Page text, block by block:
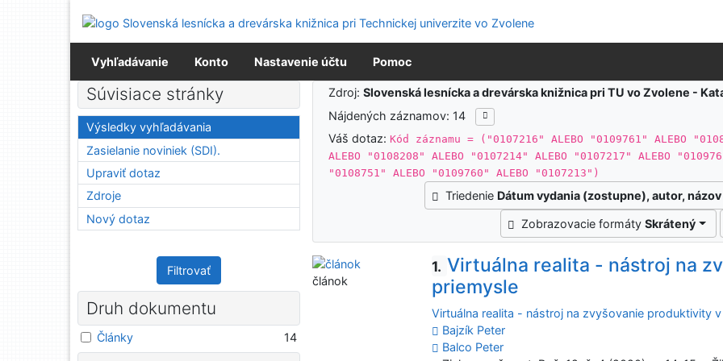
Prejsť na menu
Prehlásenie o webovej prístupnosti
Vyhľadávanie
Konto Nastavenie účtu Pomoc
Výsledky vyhľadávania
Zdroj:Slovenská lesnícka a drevárska knižnica pri TU vo Zvolene -
Nájdených záznamov: 14
Váš dotaz:Kód záznamu = ("0107216" ALEBO "0109761" ALEBO
ALEBO "0108208" ALEBO "0107214" ALEBO "0107217" ALEBO
"0108751" ALEBO "0109760" ALEBO "0107213")
Triedenie Dátum vydania (zostupne), autor, názov
Zobrazovacie formátySkrátený
1. Virtuálna realita - nástroj na
priemysle
Virtuálna realita - nástroj na zvyšovanie produktivity
Bajzík Peter
Balco Peter
článok
Súvisiace stránky
Výsledky vyhľadávania
Zasielanie noviniek (SDI).
Upraviť dotaz
Zdroje
Nový dotaz
Filtrovať
Druh dokumentu
Články 14